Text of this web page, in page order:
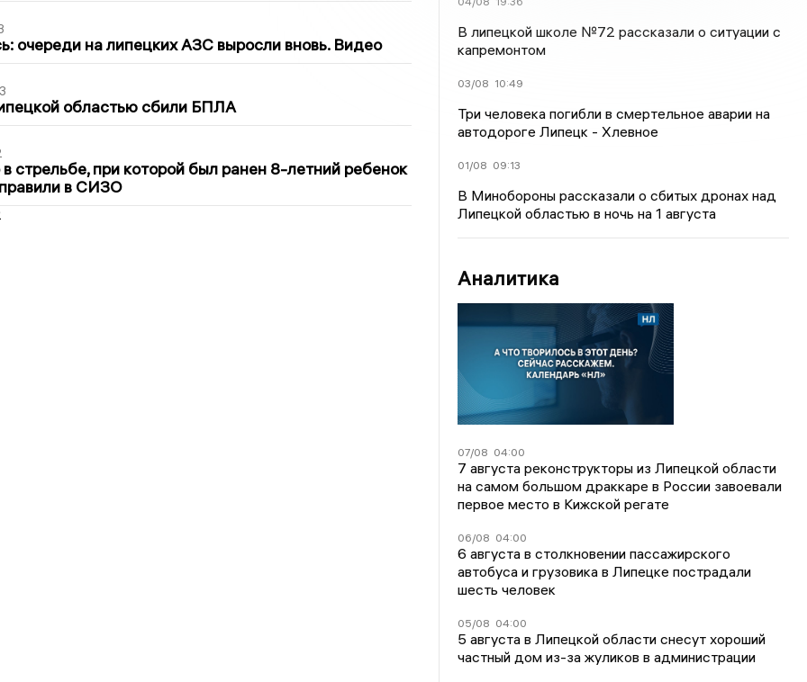
очереди на липецких АЗС выросли вновь. Видео
областью сбили БПЛА
стрельбе, при которой был ранен 8-летний ребенок
в СИЗО
В липецкой школе №72 рассказали о ситуации с
капремонтом
03/08 10:49
Три человека погибли в смертельное аварии на
автодороге Липецк - Хлевное
01/08 09:13
В Минобороны рассказали о сбитых дронах над
Липецкой областью в ночь на 1 августа
Аналитика
07/08 04:00
7 августа реконструкторы из Липецкой области
на самом большом драккаре в России завоевали
первое место в Кижской регате
06/08 04:00
6 августа в столкновении пассажирского
автобуса и грузовика в Липецке пострадали
шесть человек
05/08 04:00
5 августа в Липецкой области снесут хороший
частный дом из-за жуликов в администрации